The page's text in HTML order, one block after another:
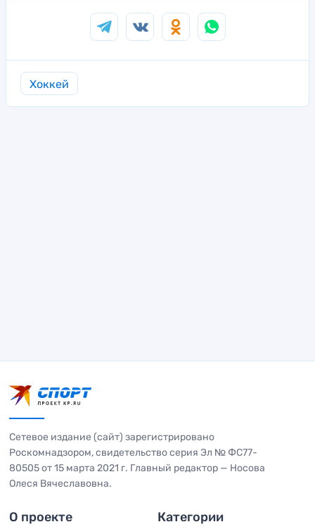
Хоккей
Сетевое издание (сайт) зарегистрировано
Роскомнадзором, свидетельство серия Эл № ФС77-
80505 от 15 марта 2021 г. Главный редактор — Носова
Олеся Вячеславовна.
О проекте Категории